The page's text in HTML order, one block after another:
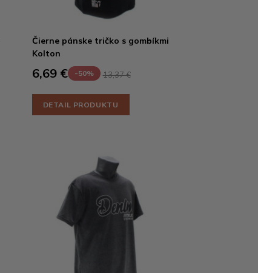
Čierne pánske tričko s gombíkmi
Kolton
6,69 € -50% 13,37 €
DETAIL PRODUKTU